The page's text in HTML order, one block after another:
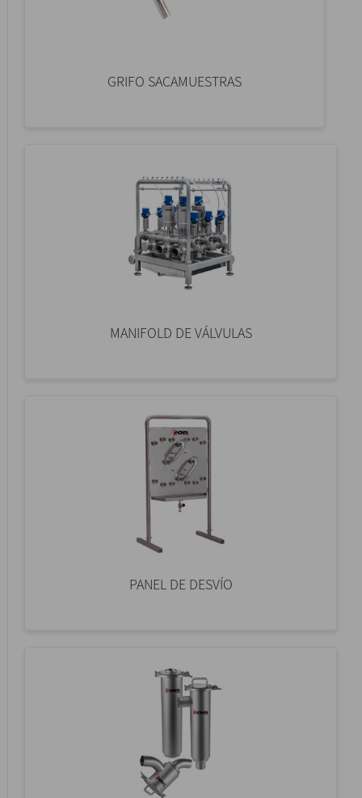
GRIFO SACAMUESTRAS
MANIFOLD DE VÁLVULAS
PANEL DE DESVÍO